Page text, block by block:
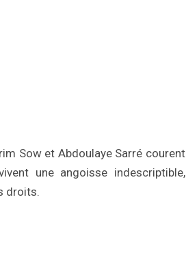
Sow et Abdoulaye Sarré courent
une angoisse indescriptible,
droits.